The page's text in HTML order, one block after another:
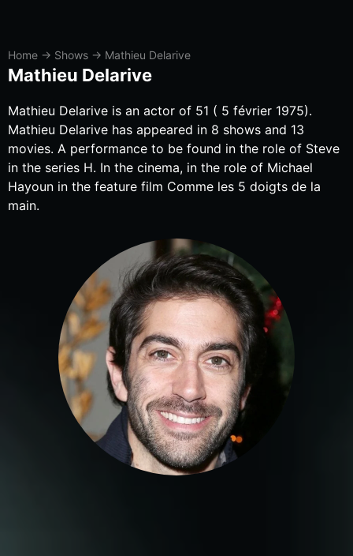
Home → Shows → Mathieu Delarive
Mathieu Delarive
Mathieu Delarive is an actor of 51 ( 5 février 1975).
Mathieu Delarive has appeared in 8 shows and 13
movies. A performance to be found in the role of Steve
in the series H. In the cinema, in the role of Michael
Hayoun in the feature film Comme les 5 doigts de la
main.